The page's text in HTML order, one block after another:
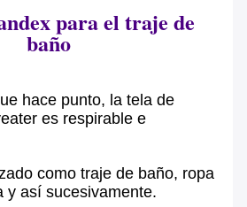
para el traje de
baño
hace punto, la tela de
es respirable e
como traje de baño, ropa
y así sucesivamente.